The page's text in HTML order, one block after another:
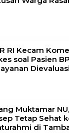
RI Kecam
soal Pasien
Dievaluasi
Muktamar
Tetap Sehat
di